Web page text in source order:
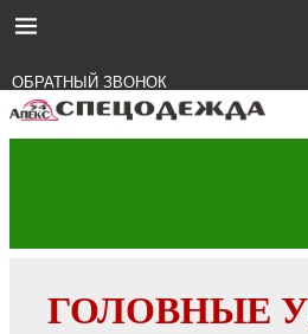
ОБРАТНЫЙ ЗВОНОК
ГОЛОВНЫЕ